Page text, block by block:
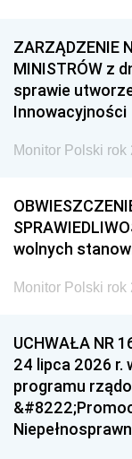
ZARZĄDZENIE
MINISTRÓW z
sprawie
Innowacyjności
Monitor Polski rok
wolnych
Monitor Polski rok
UCHWAŁA NR
24 lipca 2026 r.
programu